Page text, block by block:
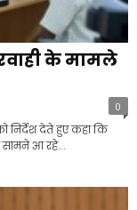
के मामले
0
निर्देश देते हुए कहा कि
सामने आ रहे...